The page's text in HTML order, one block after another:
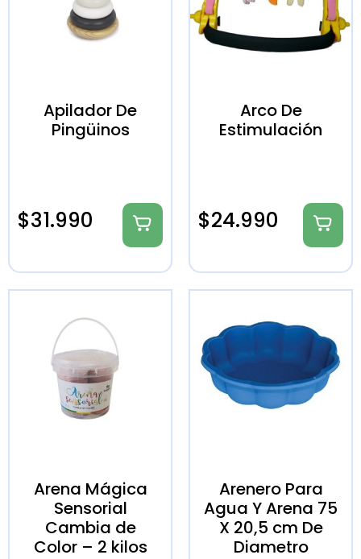
Apilador De
Pingüinos
$31.990
Arco De
Estimulación
$24.990
Arena Mágica
Sensorial
Cambia de
Color – 2 kilos
Arenero Para
Agua Y Arena 75
X 20,5 cm De
Diametro